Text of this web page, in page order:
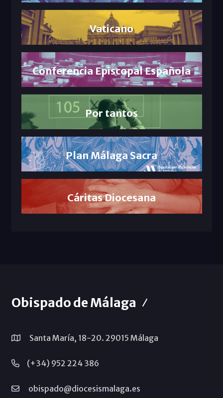
Vaticano
Conferencia Episcopal Española
Por tantos
Plan Málaga Sacra
Cáritas Diocesana
Obispado de Málaga
Santa María, 18-20. 29015 Málaga
(+34) 952 224 386
obispado@diocesismalaga.es